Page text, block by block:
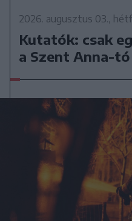
2026. augusztus 03.,
Kutatók: csak
a Szent Anna-